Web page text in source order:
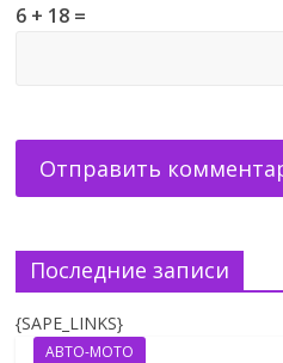
6 + 18 =
Последние записи
{SAPE_LINKS}
АВТО-МОТО